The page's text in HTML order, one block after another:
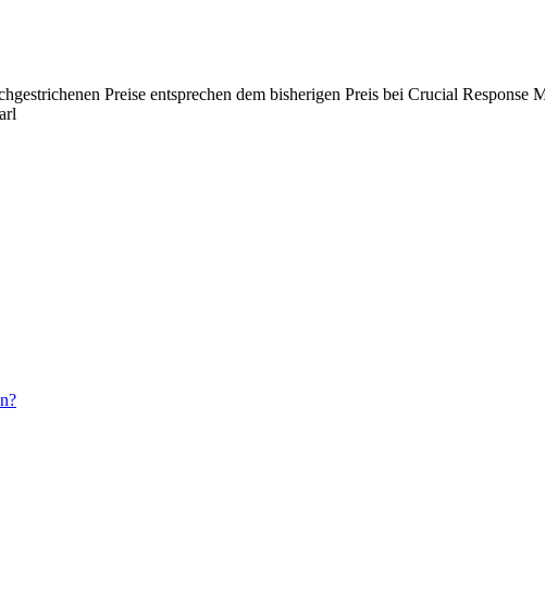
Preise entsprechen dem bisherigen Preis bei Crucial Response